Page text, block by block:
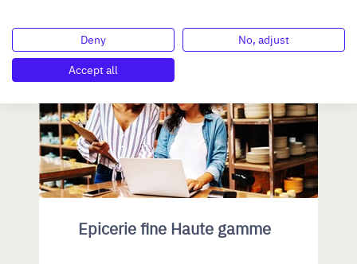
OCCITANIE
Epicerie fine Haute gamme
Deny
No, adjust
Accept all